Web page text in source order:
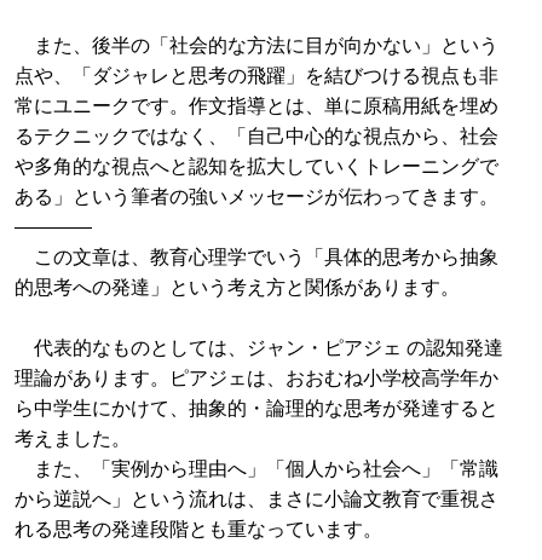
また、後半の「社会的な方法に目が向かない」という
点や、「ダジャレと思考の飛躍」を結びつける視点も非
常にユニークです。作文指導とは、単に原稿用紙を埋め
るテクニックではなく、「自己中心的な視点から、社会
や多角的な視点へと認知を拡大していくトレーニングで
ある」という筆者の強いメッセージが伝わってきます。
――――
この文章は、教育心理学でいう「具体的思考から抽象
的思考への発達」という考え方と関係があります。
代表的なものとしては、ジャン・ピアジェ の認知発達
理論があります。ピアジェは、おおむね小学校高学年か
ら中学生にかけて、抽象的・論理的な思考が発達すると
考えました。
また、「実例から理由へ」「個人から社会へ」「常識
から逆説へ」という流れは、まさに小論文教育で重視さ
れる思考の発達段階とも重なっています。